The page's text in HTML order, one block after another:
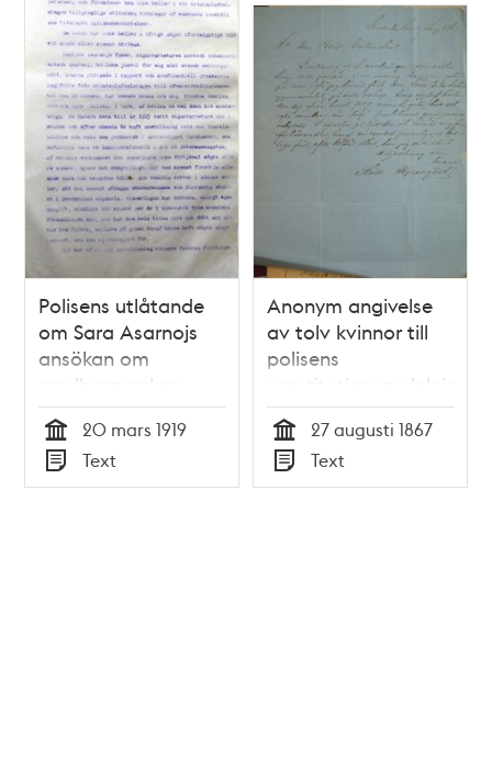
Polisens utlåtande
om Sara Asarnojs
ansökan om
medborgarskap
Tid
20 mars 1919
Typ
Text
Anonym angivelse
av tolv kvinnor till
polisens
prostitutionsavdelning,
den 27 augusti 1867
Tid
27 augusti 1867
Typ
Text